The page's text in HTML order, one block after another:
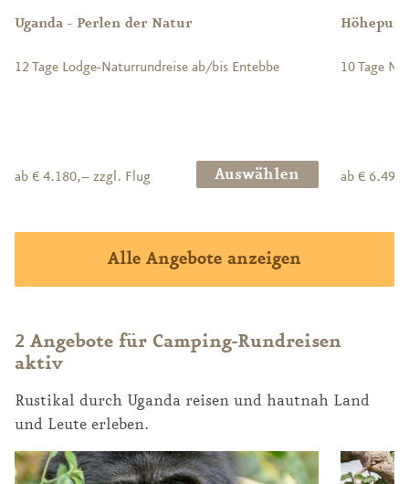
Uganda - Perlen der Natur
12 Tage Lodge-Naturrundreise ab/bis Entebbe
ab € 4.180,– zzgl. Flug Auswählen
10 Tage
ab €
Alle Angebote anzeigen
2 Angebote für Camping-Rundreisen
aktiv
Rustikal durch Uganda reisen und hautnah Land
und Leute erleben.